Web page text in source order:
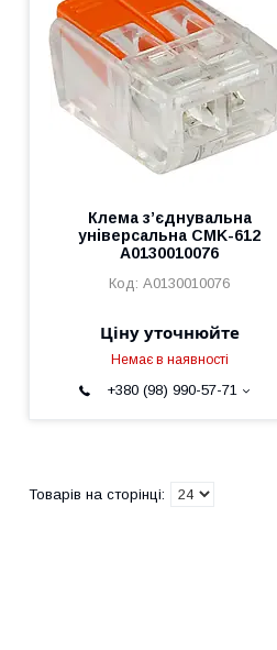
Клема з’єднувальна
універсальна CMK-612
A0130010076
A0130010076
Ціну уточнюйте
Немає в наявності
+380 (98) 990-57-71